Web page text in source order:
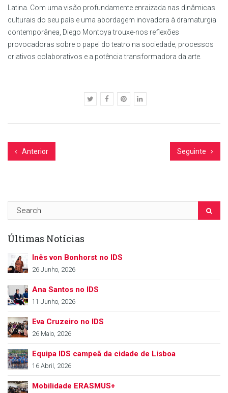
Latina. Com uma visão profundamente enraizada nas dinâmicas
culturais do seu país e uma abordagem inovadora à dramaturgia
contemporânea, Diego Montoya trouxe-nos reflexões
provocadoras sobre o papel do teatro na sociedade, processos
criativos colaborativos e a potência transformadora da arte.
Anterior Seguinte
Últimas Notícias
Inês von Bonhorst no IDS
26 Junho, 2026
Ana Santos no IDS
11 Junho, 2026
Eva Cruzeiro no IDS
26 Maio, 2026
Equipa IDS campeã da cidade de Lisboa
16 Abril, 2026
Mobilidade ERASMUS+